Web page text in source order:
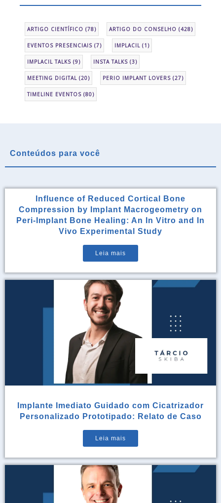
ARTIGO CIENTÍFICO (78) ARTIGO DO CONSELHO (428)
EVENTOS PRESENCIAIS (7) IMPLACIL (1)
IMPLACIL TALKS (9) INSTA TALKS (3)
MEETING DIGITAL (20) PERIO IMPLANT LOVERS (27)
TIMELINE EVENTOS (80)
Conteúdos para você
Influence of Reduced Cortical Bone
Compression by Implant Macrogeometry on
Peri-Implant Bone Healing: An In Vitro and In
Vivo Experimental Study
Leia mais
Implante Imediato Guidado com Cicatrizador
Personalizado Prototipado: Relato de Caso
Leia mais